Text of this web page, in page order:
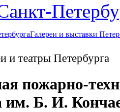
Галереи и выставки
и театры Петербурга
пожарно-
им. Б. И.